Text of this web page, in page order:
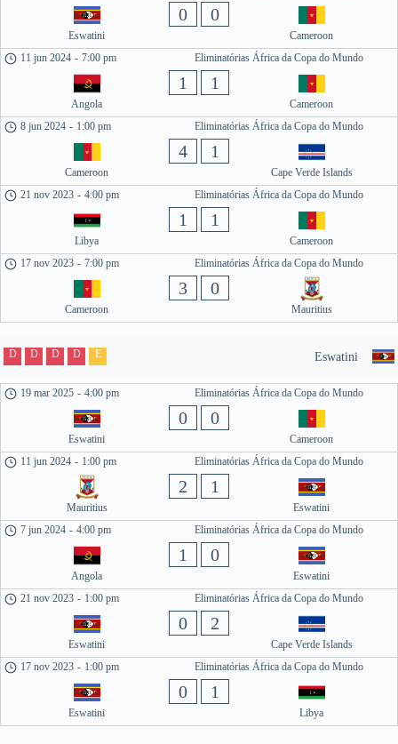
Eswatini
0 0
Cameroon
Eliminatórias África da Copa do Mundo
11 jun 2024 - 7:00 pm
Angola
1 1
Cameroon
Eliminatórias África da Copa do Mundo
8 jun 2024 - 1:00 pm
Cameroon
4 1
Cape Verde Islands
Eliminatórias África da Copa do Mundo
21 nov 2023 - 4:00 pm
Libya
1 1
Cameroon
Eliminatórias África da Copa do Mundo
17 nov 2023 - 7:00 pm
Cameroon
3 0
Mauritius
Eswatini
D D D D E
Eliminatórias África da Copa do Mundo
19 mar 2025 - 4:00 pm
Eswatini
0 0
Cameroon
Eliminatórias África da Copa do Mundo
11 jun 2024 - 1:00 pm
Mauritius
2 1
Eswatini
Eliminatórias África da Copa do Mundo
7 jun 2024 - 4:00 pm
Angola
1 0
Eswatini
Eliminatórias África da Copa do Mundo
21 nov 2023 - 1:00 pm
Eswatini
0 2
Cape Verde Islands
Eliminatórias África da Copa do Mundo
17 nov 2023 - 1:00 pm
Eswatini
0 1
Libya